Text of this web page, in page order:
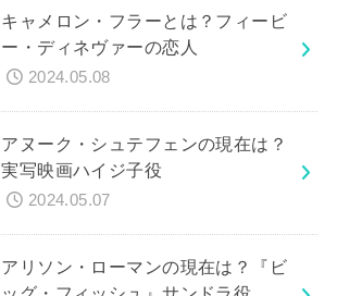
キャメロン・フラーとは？フィービ
ー・ディネヴァーの恋人
2024.05.08
アヌーク・シュテフェンの現在は？
実写映画ハイジ子役
2024.05.07
アリソン・ローマンの現在は？『ビ